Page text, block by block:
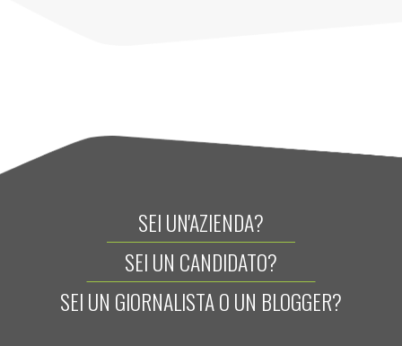
SEI UN'AZIENDA?
SEI UN CANDIDATO?
SEI UN GIORNALISTA O UN BLOGGER?